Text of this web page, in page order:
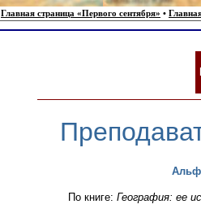
Главная страница «Первого сентября» •
По книге: География: ее